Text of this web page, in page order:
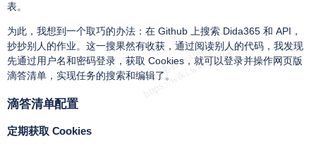
表。
为此，我想到一个取巧的办法：在 Github 上搜索 Dida365 和 API，
抄抄别人的作业。这一搜果然有收获，通过阅读别人的代码，我发现
先通过用户名和密码登录，获取 Cookies，就可以登录并操作网页版
滴答清单，实现任务的搜索和编辑了。
滴答清单配置
定期获取 Cookies